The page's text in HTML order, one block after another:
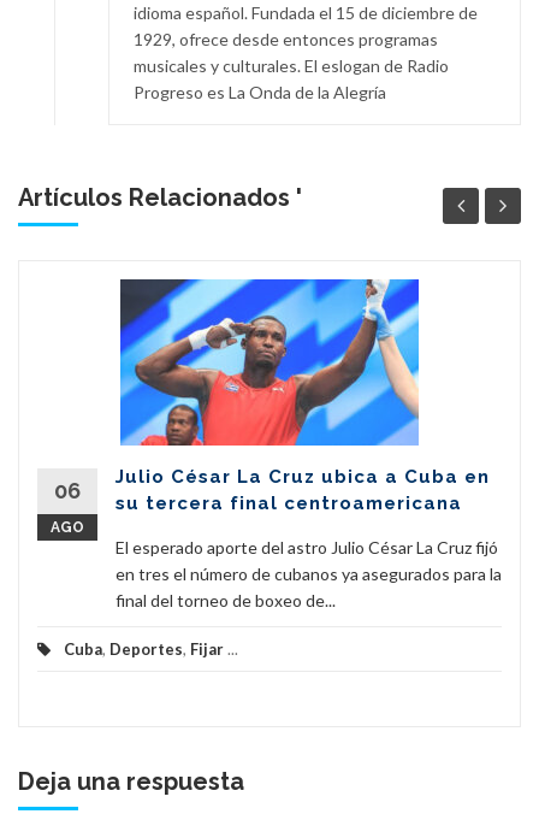
idioma español. Fundada el 15 de diciembre de
1929, ofrece desde entonces programas
musicales y culturales. El eslogan de Radio
Progreso es La Onda de la Alegría
Artículos Relacionados '
06
AGO
Julio César La Cruz ubica a Cuba en
su tercera final centroamericana
El esperado aporte del astro Julio César La Cruz fijó
en tres el número de cubanos ya asegurados para la
final del torneo de boxeo de...
Cuba, Deportes, Fijar...
Deja una respuesta